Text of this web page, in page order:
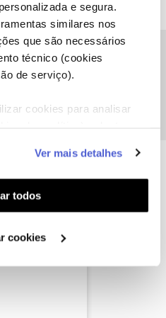
e segura.
similares nos
que são necessários
técnico (cookies
de serviço).
cookies para analisar
personalização e
aos seus interesses
Pode gerir a
em "Configurar
Ver mais detalhes
todos
cookies
de julho
julho